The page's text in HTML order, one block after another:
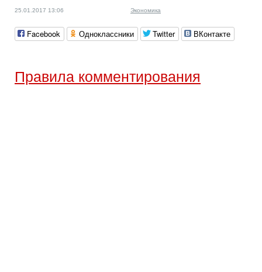
25.01.2017 13:06 Экономика
Facebook Одноклассники Twitter ВКонтакте
Правила комментирования